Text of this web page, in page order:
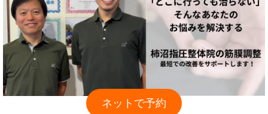
ネットで予約